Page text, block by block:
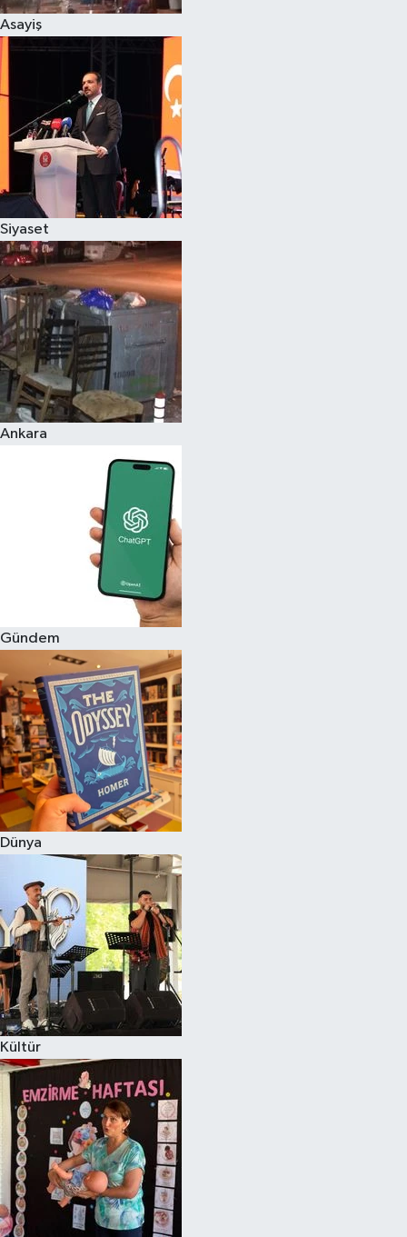
Asayiş
Siyaset
Ankara
Gündem
Dünya
Kültür